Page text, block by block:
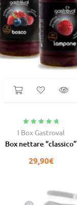
Valutato
4.92
I Box Gastroval
Box nettare “classico”
29,90€